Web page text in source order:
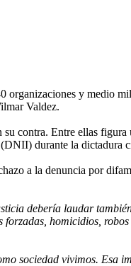
y medio
Valdez.
su contra. Entre ellas
durante la dictadura
a la denuncia por
debería laudar
homicidios,
sociedad vivimos. Esa